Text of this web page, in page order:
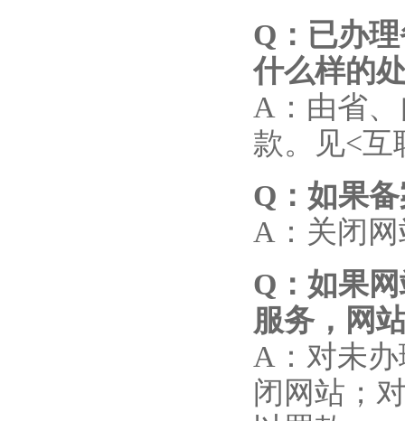
Q ：已办
什么样的
A：由省
款。见<互
Q ：如果
A：关闭
Q ：如果
服务，网
A：对未
闭网站；